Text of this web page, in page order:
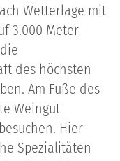
Wetterlage mit
3.000 Meter
des höchsten
Am Fuße des
Weingut
Hier
Spezialitäten